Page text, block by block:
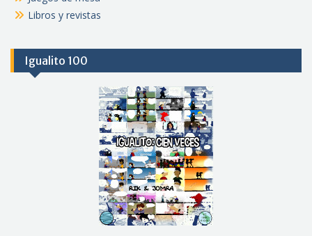
Libros y revistas
Igualito 100